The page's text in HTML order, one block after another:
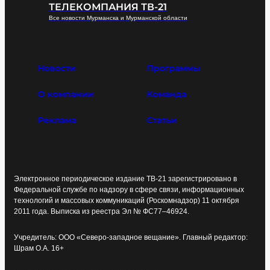
ТЕЛЕКОМПАНИЯ ТВ-21
Все новости Мурманска и Мурманской области
Новости Программы
О компании Команда
Реклама Статьи
Электронное периодическое издание ТВ-21 зарегистрировано в
Федеральной службе по надзору в сфере связи, информационных
технологий и массовых коммуникаций (Роскомнадзор) 11 октября
2011 года. Выписка из реестра Эл № ФС77–46924.
Учредитель: ООО «Северо-западное вещание». Главный редактор:
Шрам О.А. 16+